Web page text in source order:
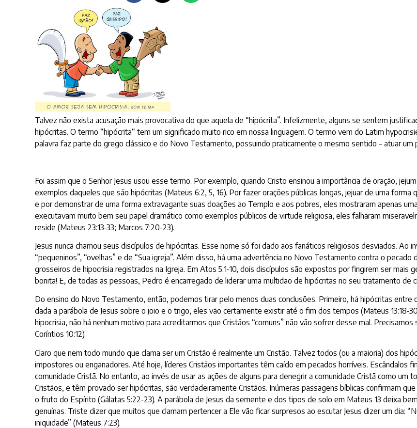
Talvez não exista acusação mais provocativa do que aquela de “hipócrita”. Infelizmente, alguns se sentem
hipócritas. O termo “hipócrita“ tem um significado muito rico em nossa linguagem. O termo vem do Latim
palavra faz parte do grego clássico e do Novo Testamento, possuindo praticamente o mesmo sentido – atuar um
Foi assim que o Senhor Jesus usou esse termo. Por exemplo, quando Cristo ensinou a importância de oração,
exemplos daqueles que são hipócritas (Mateus 6:2, 5, 16). Por fazer orações públicas longas, jejuar de uma
e por demonstrar de uma forma extravagante suas doações ao Templo e aos pobres, eles mostraram apenas
executavam muito bem seu papel dramático como exemplos públicos de virtude religiosa, eles falharam
reside (Mateus 23:13-33; Marcos 7:20-23).
Jesus nunca chamou seus discípulos de hipócritas. Esse nome só foi dado aos fanáticos religiosos desviados. Ao
“pequeninos”, “ovelhas” e de “Sua igreja”. Além disso, há uma advertência no Novo Testamento contra o pecado
grosseiros de hipocrisia registrados na Igreja. Em Atos 5:1-10, dois discípulos são expostos por fingirem ser mais
bonita! E, de todas as pessoas, Pedro é encarregado de liderar uma multidão de hipócritas no seu tratamento de
Do ensino do Novo Testamento, então, podemos tirar pelo menos duas conclusões. Primeiro, há hipócritas entre
dada a parábola de Jesus sobre o joio e o trigo, eles vão certamente existir até o fim dos tempos (Mateus 13:18-
hipocrisia, não há nenhum motivo para acreditarmos que Cristãos “comuns” não vão sofrer desse mal.
Coríntios 10:12).
Claro que nem todo mundo que clama ser um Cristão é realmente um Cristão. Talvez todos (ou a maioria) dos
impostores ou enganadores. Até hoje, líderes Cristãos importantes têm caído em pecados horríveis. Escândalos
comunidade Cristã. No entanto, ao invés de usar as ações de alguns para denegrir a comunidade Cristã como
Cristãos, e têm provado ser hipócritas, são verdadeiramente Cristãos. Inúmeras passagens bíblicas confirmam
o fruto do Espírito (Gálatas 5:22-23). A parábola de Jesus da semente e dos tipos de solo em Mateus 13 deixa
genuínas. Triste dizer que muitos que clamam pertencer a Ele vão ficar surpresos ao escutar Jesus dizer um dia:
iniqüidade” (Mateus 7:23).